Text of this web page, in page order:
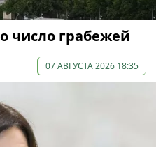
число грабежей
07 АВГУСТА 2026 18:35